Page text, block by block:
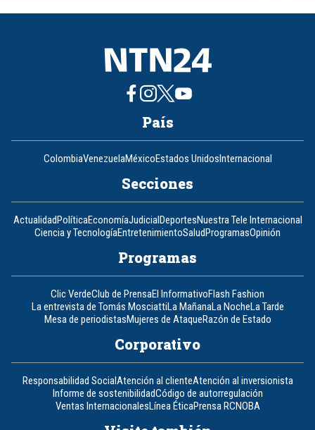
8
País
ColombiaVenezuelaMéxicoEstados UnidosInternacional
Secciones
ActualidadPolíticaEconomíaJudicialDeportesNuestra Tele Internacional
Ciencia y TecnologíaEntretenimientoSaludProgramasOpinión
Programas
Clic VerdeClub de PrensaEl InformativoFlash Fashion
La entrevista de Tomás MosciattiLa MañanaLa NocheLa Tarde
Mesa de periodistasMujeres de AtaqueRazón de Estado
Corporativo
Responsabilidad SocialAtención al clienteAtención al inversionista
Informe de sostenibilidadCódigo de autorregulación
Ventas InternacionalesLínea ÉticaPrensa RCNOBA